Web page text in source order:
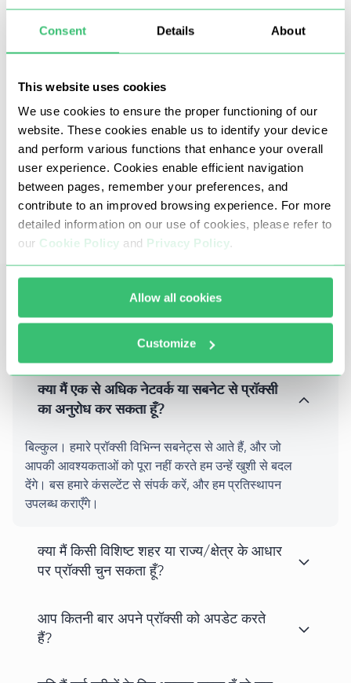
Consent Details About
This website uses cookies
We use cookies to ensure the proper functioning of our
website. These cookies enable us to identify your device
and perform various functions that enhance your overall
user experience. Cookies enable efficient navigation
between pages, remember your preferences, and
contribute to an improved browsing experience. For more
detailed information on our use of cookies, please refer to
our Cookie Policy and Privacy Policy.
Allow all cookies
Customize
हमारे फ्रांस प्रॉक्सी में DDoS, ब्रूट फोर्स, कार्डिंग या किसी अन्य
धोखाधड़ी या गैरकानूनी गतिविधियों का उपयोग करने की संभावना
शामिल नहीं है।
यह संसाधित डेटा की शुद्धता, उच्च स्थिरता, स्पष्टता और
अक्सर पूछे जाने वाले प्रश्न
क्या मैं एक से अधिक नेटवर्क या सबनेट से प्रॉक्सी
का अनुरोध कर सकता हूँ?
बिल्कुल। हमारे प्रॉक्सी विभिन्न सबनेट्स से आते हैं, और जो
आपकी आवश्यकताओं को पूरा नहीं करते हम उन्हें खुशी से बदल
देंगे। बस हमारे कंसल्टेंट से संपर्क करें, और हम प्रतिस्थापन
उपलब्ध कराएँगे।
क्या मैं किसी विशिष्ट शहर या राज्य/क्षेत्र के आधार
पर प्रॉक्सी चुन सकता हूँ?
आप कितनी बार अपने प्रॉक्सी को अपडेट करते
हैं?